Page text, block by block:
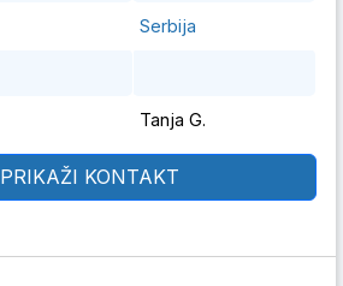
Serbija
Tanja G.
PRIKAŽI KONTAKT